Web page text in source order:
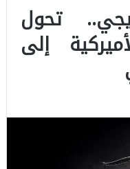
تحول
إلى